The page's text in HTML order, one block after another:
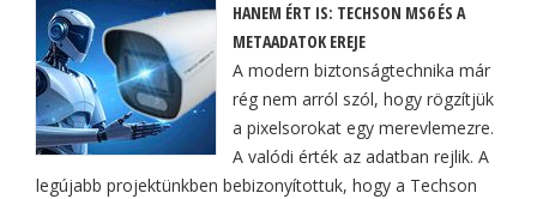
HANEM ÉRT IS: TECHSON MS6 ÉS A
METAADATOK EREJE
A modern biztonságtechnika már
rég nem arról szól, hogy rögzítjük
a pixelsorokat egy merevlemezre.
A valódi érték az adatban rejlik. A
legújabb projektünkben bebizonyítottuk, hogy a Techson